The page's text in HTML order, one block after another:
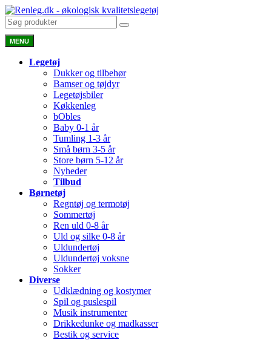
MENU
Legetøj
Dukker og tilbehør
Bamser og tøjdyr
Legetøjsbiler
Køkkenleg
bObles
Baby 0-1 år
Tumling 1-3 år
Små børn 3-5 år
Store børn 5-12 år
Nyheder
Tilbud
Børnetøj
Regntøj og termotøj
Sommertøj
Ren uld 0-8 år
Uld og silke 0-8 år
Uldundertøj
Uldundertøj voksne
Sokker
Diverse
Udklædning og kostymer
Spil og puslespil
Musik instrumenter
Drikkedunke og madkasser
Bestik og service